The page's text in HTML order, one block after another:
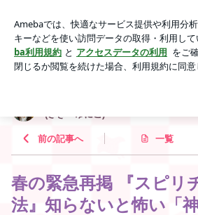
社・仏閣・墓地の参拝編」 | 【研究者
咲希 癒丹子(さき ゆにこ)
アプリをダウンロードして ブログの更新通知
ょう。
(さき ゆにこ)
前の記事へ 一覧
春の緊急再掲 『スピリ
法』知らないと怖い「